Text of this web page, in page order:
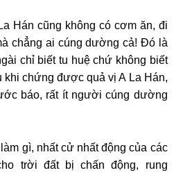
Hán cũng không có cơm ăn, đi
chẳng ai cúng dường cả! Đó là
chỉ biết tu huệ chứ không biết
khi chứng được quả vị A La Hán,
báo, rất ít người cúng dường
gì, nhất cử nhất động của các
trời đất bị chấn động, rung